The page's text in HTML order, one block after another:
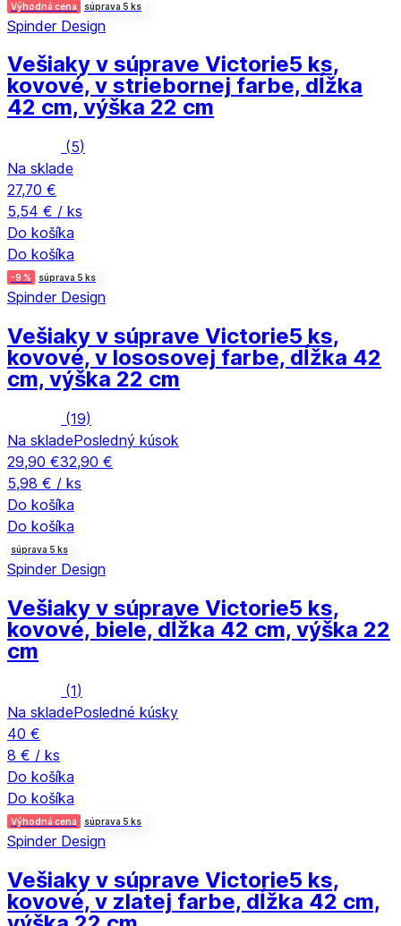
Výhodná cena súprava 5 ks
Spinder Design
Vešiaky v súprave Victorie5 ks,
kovové, v striebornej farbe, dĺžka
42 cm, výška 22 cm
(5)
Na sklade
27,70 €
5,54 € / ks
Do košíka
Do košíka
-9 % súprava 5 ks
Spinder Design
Vešiaky v súprave Victorie5 ks,
kovové, v lososovej farbe, dĺžka 42
cm, výška 22 cm
(19)
Na skladePosledný kúsok
29,90 €32,90 €
5,98 € / ks
Do košíka
Do košíka
súprava 5 ks
Spinder Design
Vešiaky v súprave Victorie5 ks,
kovové, biele, dĺžka 42 cm, výška 22
cm
(1)
Na skladePosledné kúsky
40 €
8 € / ks
Do košíka
Do košíka
Výhodná cena súprava 5 ks
Spinder Design
Vešiaky v súprave Victorie5 ks,
kovové, v zlatej farbe, dĺžka 42 cm,